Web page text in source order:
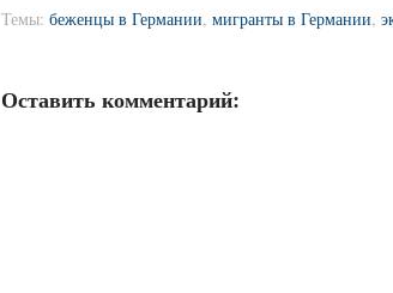
Темы: беженцы в Германии, мигранты в Германии,
Оставить комментарий: